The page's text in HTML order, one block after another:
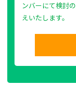
ンバーにて検討
えいたします。